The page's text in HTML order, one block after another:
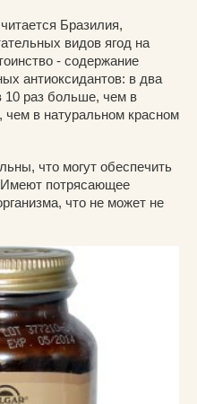
Бразилия,
видов ягод на
- содержание
антиоксидантов: в два
10 раз больше, чем в
чем в натуральном красном
что могут обеспечить
Имеют потрясающее
что не может не